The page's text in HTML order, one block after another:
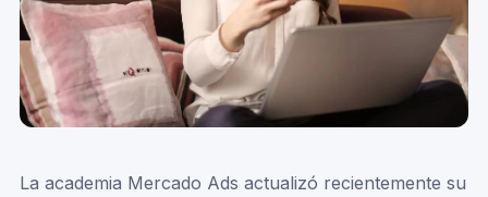
La academia Mercado Ads actualizó recientemente su